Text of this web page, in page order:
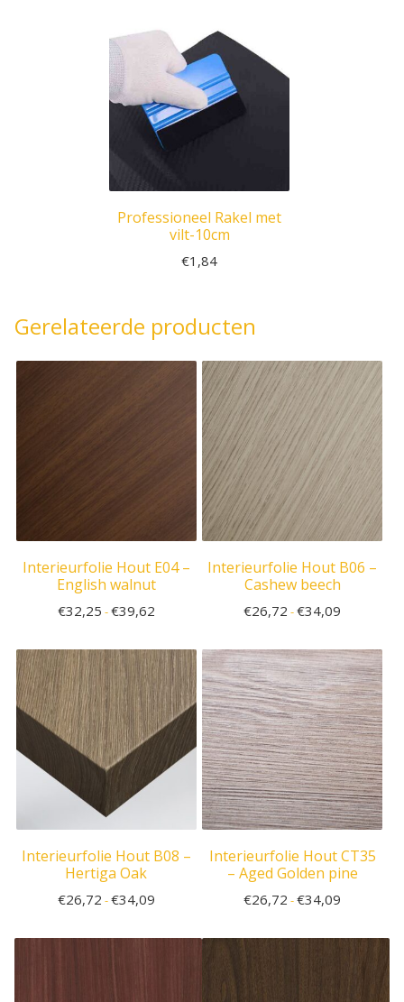
Professioneel Rakel met
vilt-10cm
€1,84
Gerelateerde producten
Interieurfolie Hout E04 –
English walnut
€32,25 -€39,62
Interieurfolie Hout B06 –
Cashew beech
€26,72 -€34,09
Interieurfolie Hout B08 –
Hertiga Oak
€26,72 -€34,09
Interieurfolie Hout CT35
– Aged Golden pine
€26,72 -€34,09